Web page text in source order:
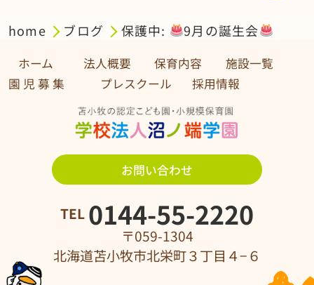
home ブログ 保護中: 9月の誕生会
ホーム 法人概要 保育内容
施設一覧
園 児 募 集 プレスクール
採用情報
お問い合わせ
TEL 0144-55-2220
〒059-1304
北海道苫小牧市北栄町３丁目４−６